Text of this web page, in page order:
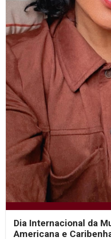
Dia Internacional da
Americana e